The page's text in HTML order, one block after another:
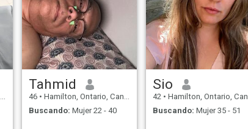
Tahmid
46 • Hamilton, Ontario, Canadá
Buscando: Mujer 22 - 40
Sio
42 • Hamilton, Ontario, Canadá
Buscando: Mujer 35 - 51